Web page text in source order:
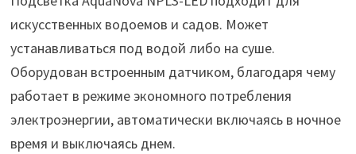
искусственных водоемов и садов. Может
устанавливаться под водой либо на суше.
Оборудован встроенным датчиком, благодаря чему
работает в режиме экономного потребления
электроэнергии, автоматически включаясь в ночное
время и выключаясь днем.